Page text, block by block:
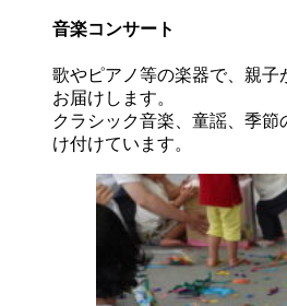
音楽コンサート
歌やピアノ等の楽器で、親子
お届けします。
クラシック音楽、童謡、季
け付けています。